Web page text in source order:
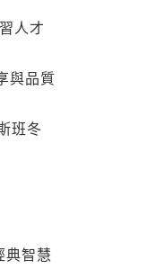
人才
與品質
班冬
智慧